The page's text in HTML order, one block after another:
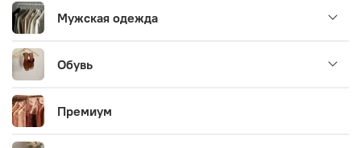
Мужская одежда
Обувь
Премиум